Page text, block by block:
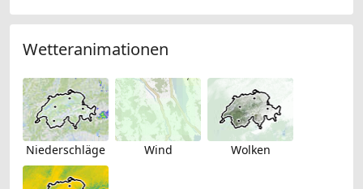
Wetteranimationen
Niederschläge Wind Wolken